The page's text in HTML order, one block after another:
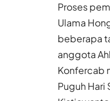
Proses
Ulama
beberapa
anggota
Konfercab
Puguh Hari